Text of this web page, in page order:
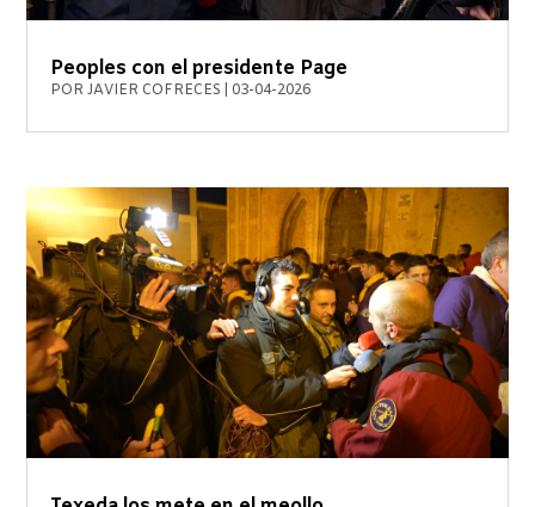
Peoples con el presidente Page
PORJAVIER COFRECES 03-04-2026